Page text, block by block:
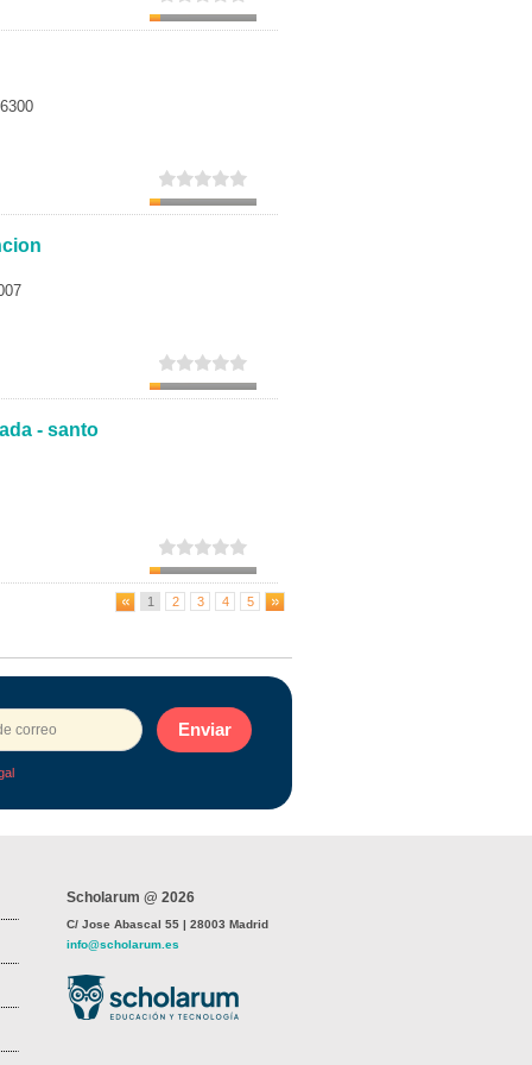
- santo
1 2 3 4 5
Enviar
Scholarum @ 2026
C/ Jose Abascal 55 | 28003 Madrid
info@scholarum.es